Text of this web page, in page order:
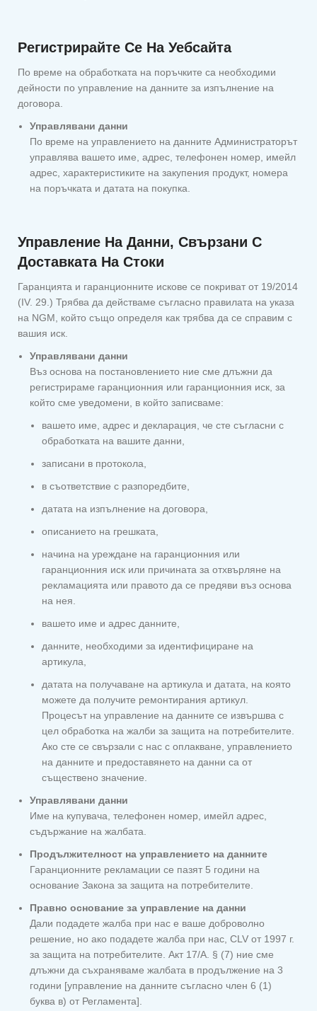
Регистрирайте Се На Уебсайта
По време на обработката на поръчките са необходими
дейности по управление на данните за изпълнение на
договора.
Управлявани данни
По време на управлението на данните Администраторът
управлява вашето име, адрес, телефонен номер, имейл
адрес, характеристиките на закупения продукт, номера
на поръчката и датата на покупка.
Управление На Данни, Свързани С
Доставката На Стоки
Гаранцията и гаранционните искове се покриват от 19/2014
(IV. 29.) Трябва да действаме съгласно правилата на указа
на NGM, който също определя как трябва да се справим с
вашия иск.
Управлявани данни
Въз основа на постановлението ние сме длъжни да
регистрираме гаранционния или гаранционния иск, за
който сме уведомени, в който записваме:
вашето име, адрес и декларация, че сте съгласни с
обработката на вашите данни,
записани в протокола,
в съответствие с разпоредбите,
датата на изпълнение на договора,
описанието на грешката,
начина на уреждане на гаранционния или
гаранционния иск или причината за отхвърляне на
рекламацията или правото да се предяви въз основа
на нея.
вашето име и адрес данните,
данните, необходими за идентифициране на
артикула,
датата на получаване на артикула и датата, на която
можете да получите ремонтирания артикул.
Процесът на управление на данните се извършва с
цел обработка на жалби за защита на потребителите.
Ако сте се свързали с нас с оплакване, управлението
на данните и предоставянето на данни са от
съществено значение.
Управлявани данни
Име на купувача, телефонен номер, имейл адрес,
съдържание на жалбата.
Продължителност на управлението на данните
Гаранционните рекламации се пазят 5 години на
основание Закона за защита на потребителите.
Правно основание за управление на данни
Дали подадете жалба при нас е ваше доброволно
решение, но ако подадете жалба при нас, CLV от 1997 г.
за защита на потребителите. Акт 17/А. § (7) ние сме
длъжни да съхраняваме жалбата в продължение на 3
години [управление на данните съгласно член 6 (1)
буква в) от Регламента].